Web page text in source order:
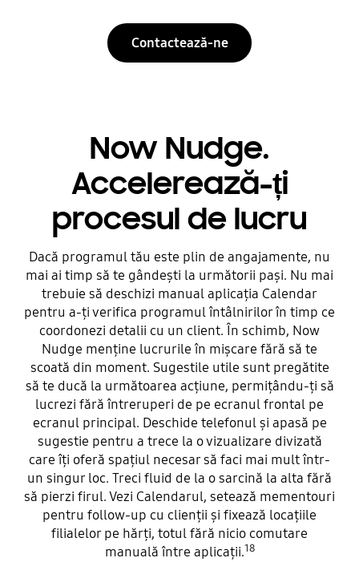
Contactează-ne
Now Nudge.
Accelerează-ți
procesul de lucru
Dacă programul tău este plin de angajamente, nu
mai ai timp să te gândești la următorii pași. Nu mai
trebuie să deschizi manual aplicația Calendar
pentru a-ți verifica programul întâlnirilor în timp ce
coordonezi detalii cu un client. În schimb, Now
Nudge menține lucrurile în mișcare fără să te
scoată din moment. Sugestile utile sunt pregătite
să te ducă la următoarea acțiune, permițându-ți să
lucrezi fără întreruperi de pe ecranul frontal pe
ecranul principal. Deschide telefonul și apasă pe
sugestie pentru a trece la o vizualizare divizată
care îți oferă spațiul necesar să faci mai mult într-
un singur loc. Treci fluid de la o sarcină la alta fără
să pierzi firul. Vezi Calendarul, setează mementouri
pentru follow-up cu clienții și fixează locațiile
filialelor pe hărți, totul fără nicio comutare
manuală între aplicații.18